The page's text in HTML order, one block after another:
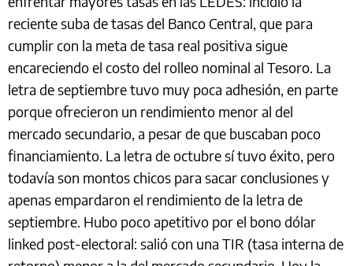
reciente suba de tasas del Banco Central, que para
cumplir con la meta de tasa real positiva sigue
encareciendo el costo del rolleo nominal al Tesoro. La
letra de septiembre tuvo muy poca adhesión, en parte
porque ofrecieron un rendimiento menor al del
mercado secundario, a pesar de que buscaban poco
financiamiento. La letra de octubre sí tuvo éxito, pero
todavía son montos chicos para sacar conclusiones y
apenas empardaron el rendimiento de la letra de
septiembre. Hubo poco apetitivo por el bono dólar
linked post-electoral: salió con una TIR (tasa interna de